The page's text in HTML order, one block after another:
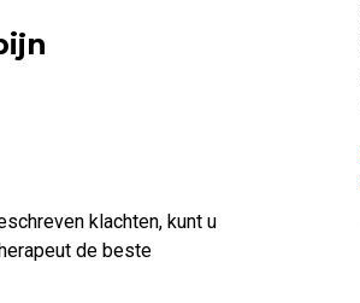
klachten, kunt u
de beste